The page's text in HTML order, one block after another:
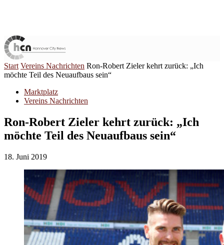
Start Vereins Nachrichten Ron-Robert Zieler kehrt zurück: „Ich
möchte Teil des Neuaufbaus sein“
Marktplatz
Vereins Nachrichten
Ron-Robert Zieler kehrt zurück: „Ich
möchte Teil des Neuaufbaus sein“
18. Juni 2019